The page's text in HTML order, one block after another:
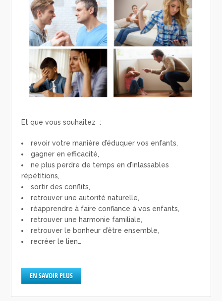
Et que vous souhaitez :
revoir votre manière d’éduquer vos enfants,
gagner en efficacité,
ne plus perdre de temps en d’inlassables
répétitions,
sortir des conflits,
retrouver une autorité naturelle,
réapprendre à faire confiance à vos enfants,
retrouver une harmonie familiale,
retrouver le bonheur d’être ensemble,
recréer le lien…
EN SAVOIR PLUS